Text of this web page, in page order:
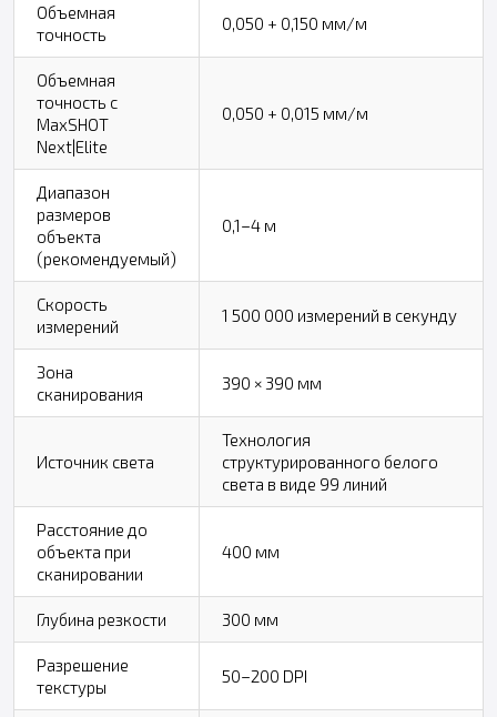
Объемная
точность
0,050 + 0,150 мм/м
Объемная
точность c
MaxSHOT
Next|Elite
0,050 + 0,015 мм/м
Диапазон
размеров
объекта
(рекомендуемый)
0,1–4 м
Скорость
измерений
1 500 000 измерений в секунду
Зона
сканирования
390 × 390 мм
Источник света
Технология
структурированного белого
света в виде 99 линий
Расстояние до
объекта при
сканировании
400 мм
Глубина резкости 300 мм
Разрешение
текстуры
50–200 DPI